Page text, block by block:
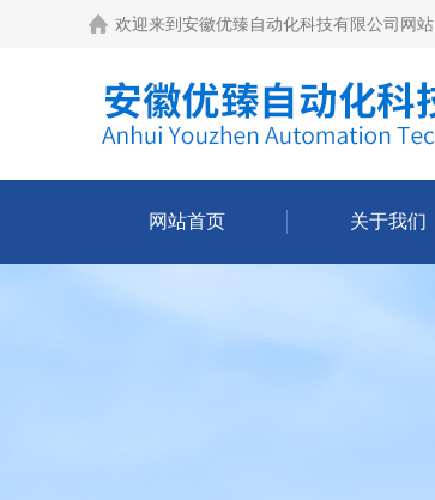
欢迎来到 安徽优臻自动化科技有限公司网站
网站首页 关于我们